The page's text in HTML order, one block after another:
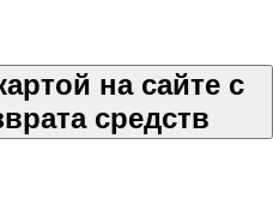
на сайте с
средств